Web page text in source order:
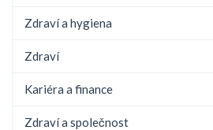
Zdraví a hygiena
Zdraví
Kariéra a finance
Zdraví a společnost